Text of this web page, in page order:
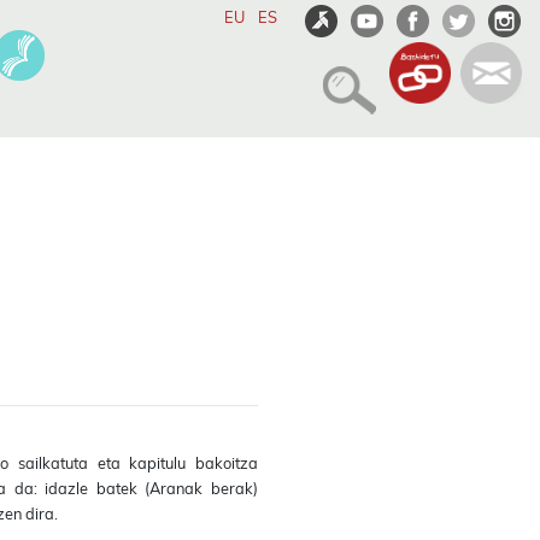
ES
EU
sailkatuta eta kapitulu bakoitza
da: idazle batek (Aranak berak)
dira.